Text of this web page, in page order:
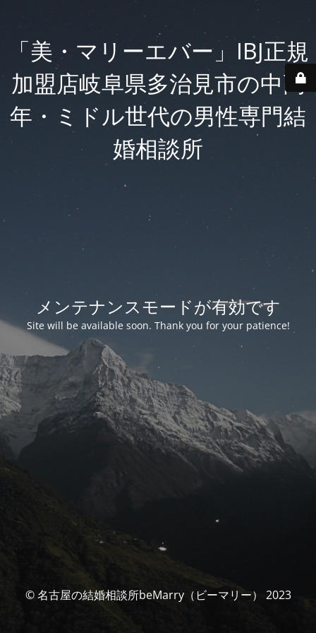
「美・マリーエバー」IBJ正規
加盟店岐阜県多治見市の中高
年・ミドル世代の男性専門結
婚相談所
メンテナンスモードが有効です
Site will be available soon. Thank you for your patience!
© 名古屋の結婚相談所beMarry（ビーマリー） 2023